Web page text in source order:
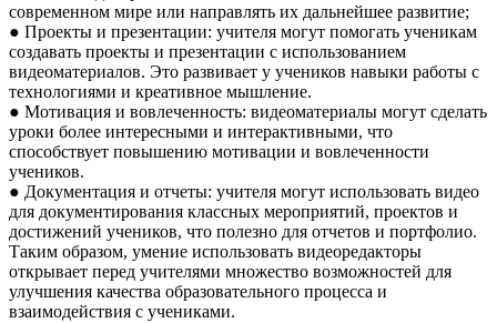
современном мире или направлять их дальнейшее развитие;
● Проекты и презентации: учителя могут помогать ученикам
создавать проекты и презентации с использованием
видеоматериалов. Это развивает у учеников навыки работы с
технологиями и креативное мышление.
● Мотивация и вовлеченность: видеоматериалы могут сделать
уроки более интересными и интерактивными, что
способствует повышению мотивации и вовлеченности
учеников.
● Документация и отчеты: учителя могут использовать видео
для документирования классных мероприятий, проектов и
достижений учеников, что полезно для отчетов и портфолио.
Таким образом, умение использовать видеоредакторы
открывает перед учителями множество возможностей для
улучшения качества образовательного процесса и
взаимодействия с учениками.